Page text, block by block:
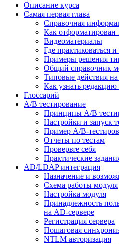
Описание курса
Самая первая глава
Справочная
Как отформатирован
Видеоматериалы
Где практиковаться
Примеры решения
Общий справочник
Типовые действия на
Как узнать редакцию
Глоссарий
A/B тестирование
Принципы A/B
Настройки и запуск
Пример A/B-
Отчеты по тестам
Проверьте себя
Практические
AD/LDAP интеграция
Назначение и
Схема работы модуля
Настройка модуля
Принадлежность
на AD-сервере
Регистрация сервера
Пошаговая
NTLM авторизация